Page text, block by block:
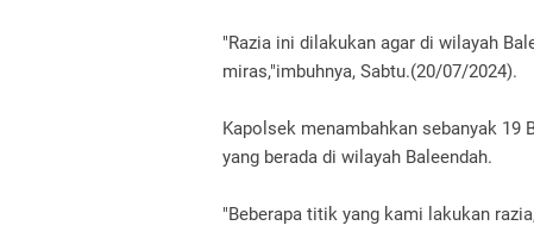
"Razia ini dilakukan agar di wilayah
miras,"imbuhnya, Sabtu.(20/07/2024).
Kapolsek menambahkan sebanyak
yang berada di wilayah Baleendah.
"Beberapa titik yang kami lakukan